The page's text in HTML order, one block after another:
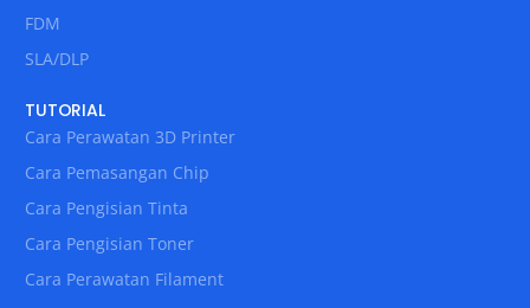
FDM
SLA/DLP
TUTORIAL
Cara Perawatan 3D Printer
Cara Pemasangan Chip
Cara Pengisian Tinta
Cara Pengisian Toner
Cara Perawatan Filament